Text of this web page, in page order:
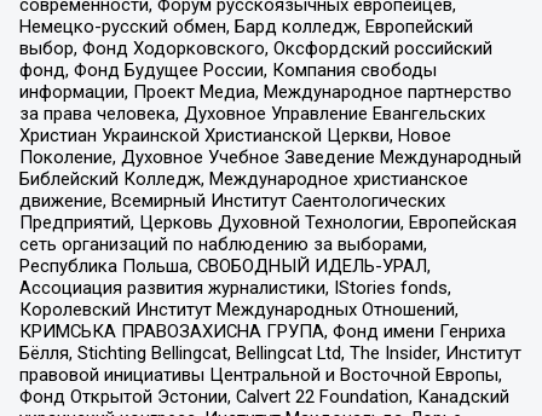
современности, Форум русскоязычных европейцев,
Немецко-русский обмен, Бард колледж, Европейский
выбор, Фонд Ходорковского, Оксфордский российский
фонд, Фонд Будущее России, Компания свободы
информации, Проект Медиа, Международное партнерство
за права человека, Духовное Управление Евангельских
Христиан Украинской Христианской Церкви, Новое
Поколение, Духовное Учебное Заведение Международный
Библейский Колледж, Международное христианское
движение, Всемирный Институт Саентологических
Предприятий, Церковь Духовной Технологии, Европейская
сеть организаций по наблюдению за выборами,
Республика Польша, СВОБОДНЫЙ ИДЕЛЬ-УРАЛ,
Ассоциация развития журналистики, IStories fonds,
Королевский Институт Международных Отношений,
КРИМСЬКА ПРАВОЗАХИСНА ГРУПА, Фонд имени Генриха
Бёлля, Stichting Bellingcat, Bellingcat Ltd, The Insider, Институт
правовой инициативы Центральной и Восточной Европы,
Фонд Открытой Эстонии, Calvert 22 Foundation, Канадский